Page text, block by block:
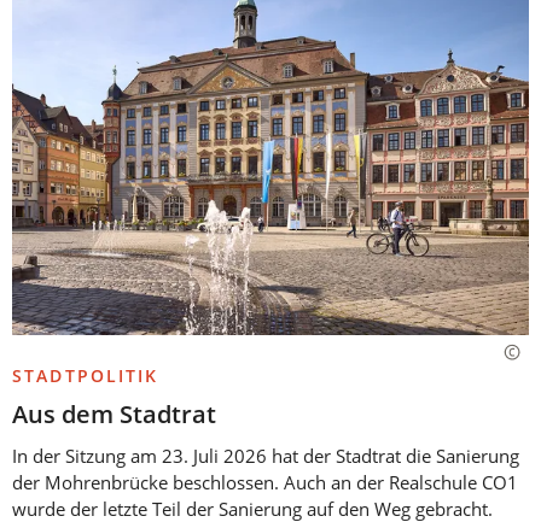
STADTPOLITIK
Aus dem Stadtrat
In der Sitzung am 23. Juli 2026 hat der Stadtrat die Sanierung
der Mohrenbrücke beschlossen. Auch an der Realschule CO1
wurde der letzte Teil der Sanierung auf den Weg gebracht.